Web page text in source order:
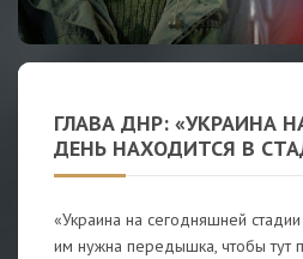
ГЛАВА ДНР: «УКРАИНА
ДЕНЬ НАХОДИТСЯ В
«Украина на сегодняшней
им нужна передышка, чтобы тут